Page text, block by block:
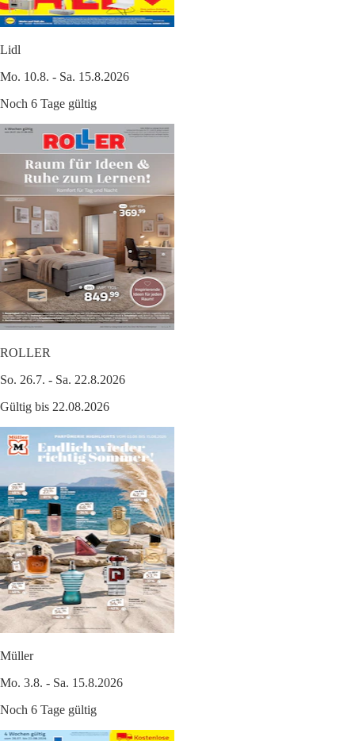
Lidl
Mo. 10.8. - Sa. 15.8.2026
Noch 6 Tage gültig
ROLLER
So. 26.7. - Sa. 22.8.2026
Gültig bis 22.08.2026
Müller
Mo. 3.8. - Sa. 15.8.2026
Noch 6 Tage gültig